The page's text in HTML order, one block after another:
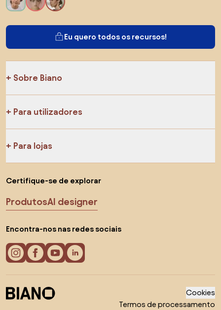
Eu quero todos os recursos!
Sobre Biano
Para utilizadores
Para lojas
Certifique-se de explorar
ProdutosAI designer
Encontra-nos nas redes sociais
Cookies
Termos de processamento